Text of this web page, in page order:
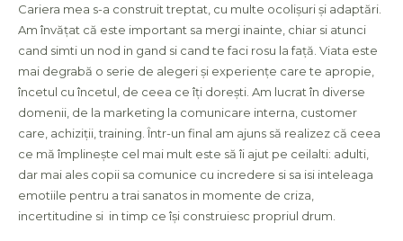
Cariera mea s-a construit treptat, cu multe ocolișuri și adaptări.
Am învățat că este important sa mergi inainte, chiar si atunci
cand simti un nod in gand si cand te faci rosu la față. Viata este
mai degrabă o serie de alegeri și experiențe care te apropie,
încetul cu încetul, de ceea ce îți dorești. Am lucrat în diverse
domenii, de la marketing la comunicare interna, customer
care, achiziții, training. Într-un final am ajuns să realizez că ceea
ce mă împlinește cel mai mult este să îi ajut pe ceilalti: adulti,
dar mai ales copii sa comunice cu incredere si sa isi inteleaga
emotiile pentru a trai sanatos in momente de criza,
incertitudine si in timp ce își construiesc propriul drum.